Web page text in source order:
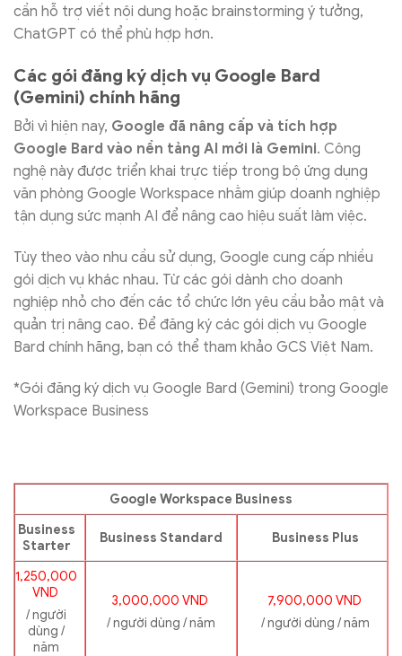
cần hỗ trợ viết nội dung hoặc brainstorming ý tưởng,
ChatGPT có thể phù hợp hơn.
Các gói đăng ký dịch vụ Google Bard
(Gemini) chính hãng
Bởi vì hiện nay, Google đã nâng cấp và tích hợp
Google Bard vào nền tảng AI mới là Gemini. Công
nghệ này được triển khai trực tiếp trong bộ ứng dụng
văn phòng Google Workspace nhằm giúp doanh nghiệp
tận dụng sức mạnh AI để nâng cao hiệu suất làm việc.
Tùy theo vào nhu cầu sử dụng, Google cung cấp nhiều
gói dịch vụ khác nhau. Từ các gói dành cho doanh
nghiệp nhỏ cho đến các tổ chức lớn yêu cầu bảo mật và
quản trị nâng cao. Để đăng ký các gói dịch vụ Google
Bard chính hãng, bạn có thể tham khảo GCS Việt Nam.
*Gói đăng ký dịch vụ Google Bard (Gemini) trong Google
Workspace Business
Google Workspace Business
Business
Starter
Business Standard Business Plus
1,250,000
VND
/ người
dùng /
năm
3,000,000 VND
/ người dùng / năm
7,900,000 VND
/ người dùng / năm